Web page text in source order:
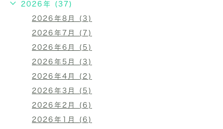
2026年 (37)
2026年8月 (3)
2026年7月 (7)
2026年6月 (5)
2026年5月 (3)
2026年4月 (2)
2026年3月 (5)
2026年2月 (6)
2026年1月 (6)